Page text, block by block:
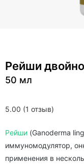
5.00 (1 отзыв)
Рейши
50 мл
Рейши (Ganoderma
иммуномодулятор,
применения в